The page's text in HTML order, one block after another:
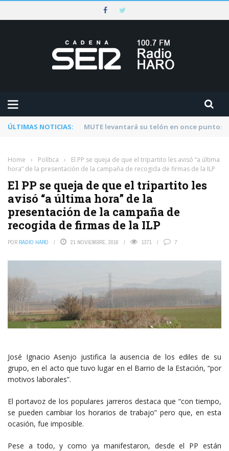
ÚLTIMAS NOTICIAS: Rescatado un ciclista accidentado en un
Home › Política ›
El PP se queja de que el tripartito les avisó “a última
hora” de la presentación de la campaña de recogida de firmas de la ILP
El PP se queja de que el tripartito les
avisó “a última hora” de la
presentación de la campaña de
recogida de firmas de la ILP
POR RADIO HARO 21 NOVIEMBRE, 2016 1371 7
José Ignacio Asenjo justifica la ausencia de los ediles de su
grupo, en el acto que tuvo lugar en el Barrio de la Estación, “por
motivos laborales”.
El portavoz de los populares jarreros destaca que “con tiempo,
se pueden cambiar los horarios de trabajo” pero que, en esta
ocasión, fue imposible.
Pese a todo, y como ya manifestaron, desde el PP están